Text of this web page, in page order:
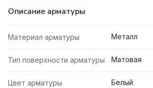
Описание арматуры
Материал арматуры Металл
Тип поверхности арматуры Матовая
Цвет арматуры Белый